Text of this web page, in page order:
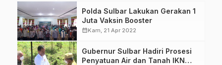
Polda Sulbar Lakukan Gerakan 1
Juta Vaksin Booster
calendar_monthKam, 21 Apr 2022
Gubernur Sulbar Hadiri Prosesi
Penyatuan Air dan Tanah IKN